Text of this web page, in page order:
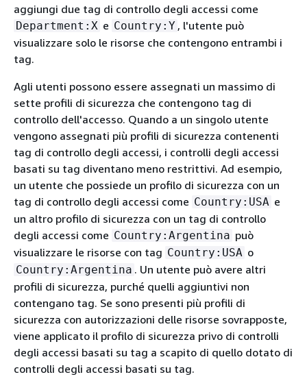
aggiungi due tag di controllo degli accessi come
Department:X e Country:Y , l'utente può
visualizzare solo le risorse che contengono entrambi i
tag.
Agli utenti possono essere assegnati un massimo di
sette profili di sicurezza che contengono tag di
controllo dell'accesso. Quando a un singolo utente
vengono assegnati più profili di sicurezza contenenti
tag di controllo degli accessi, i controlli degli accessi
basati su tag diventano meno restrittivi. Ad esempio,
un utente che possiede un profilo di sicurezza con un
tag di controllo degli accessi come Country:USA e
un altro profilo di sicurezza con un tag di controllo
degli accessi come Country:Argentina può
visualizzare le risorse con tag Country:USA o
Country:Argentina . Un utente può avere altri
profili di sicurezza, purché quelli aggiuntivi non
contengano tag. Se sono presenti più profili di
sicurezza con autorizzazioni delle risorse sovrapposte,
viene applicato il profilo di sicurezza privo di controlli
degli accessi basati su tag a scapito di quello dotato di
controlli degli accessi basati su tag.